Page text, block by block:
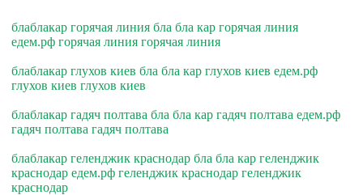
блаблакар горячая линия бла бла кар горячая линия
едем.рф горячая линия горячая линия
блаблакар глухов киев бла бла кар глухов киев едем.рф
глухов киев глухов киев
блаблакар гадяч полтава бла бла кар гадяч полтава едем.рф
гадяч полтава гадяч полтава
блаблакар геленджик краснодар бла бла кар геленджик
краснодар едем.рф геленджик краснодар геленджик
краснодар